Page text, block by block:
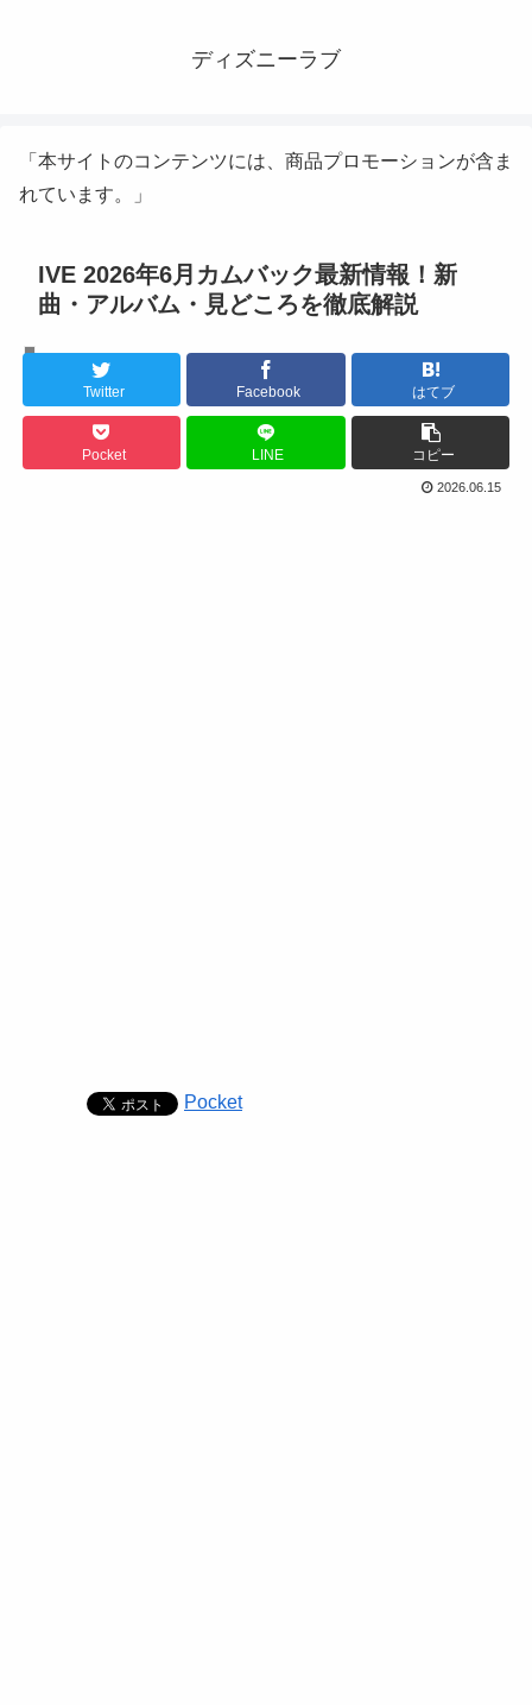
ディズニーラブ
「本サイトのコンテンツには、商品プロモーションが含ま
れています。」
IVE 2026年6月カムバック最新情報！新
曲・アルバム・見どころを徹底解説
Twitter Facebook はてブ
Pocket LINE コピー
2026.06.15
Pocket